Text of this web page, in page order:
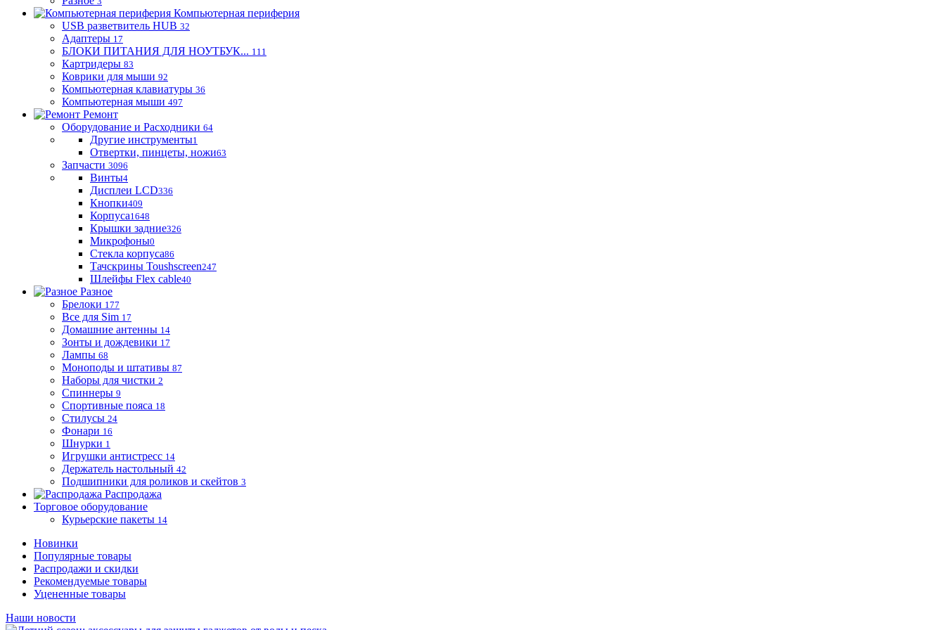
Компьютерная периферия
USB разветвитель HUB 32
Адаптеры 17
БЛОКИ ПИТАНИЯ ДЛЯ НОУТБУК... 111
Картридеры 83
Коврики для мыши 92
Компьютерная клавиатуры 36
Компьютерная мыши 497
Ремонт
Оборудование и Расходники 64
Другие инструменты1
Отвертки, пинцеты, ножи63
Запчасти 3096
Винты4
Дисплеи LCD336
Кнопки409
Корпуса1648
Крышки задние326
Микрофоны0
Стекла корпуса86
Тачскрины Toushscreen247
Шлейфы Flex cable40
Разное
Брелоки 177
Все для Sim 17
Домашние антенны 14
Зонты и дождевики 17
Лампы 68
Моноподы и штативы 87
Наборы для чистки 2
Спиннеры 9
Спортивные пояса 18
Стилусы 24
Фонари 16
Шнурки 1
Игрушки антистресс 14
Держатель настольный 42
Подшипники для роликов и скейтов 3
Распродажа
Торговое оборудование
Курьерские пакеты 14
Новинки
Популярные товары
Распродажи и скидки
Рекомендуемые товары
Уцененные товары
Наши новости